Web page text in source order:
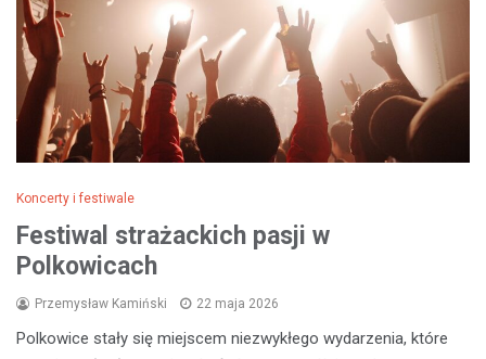
Koncerty i festiwale
Festiwal strażackich pasji w
Polkowicach
Przemysław Kamiński 22 maja 2026
Polkowice stały się miejscem niezwykłego wydarzenia, które